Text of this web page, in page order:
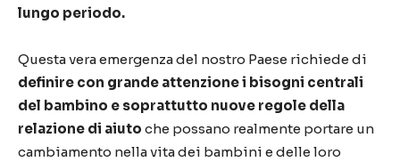
lungo periodo.
Questa vera emergenza del nostro Paese richiede di
definire con grande attenzione i bisogni centrali
del bambino e soprattutto nuove regole della
relazione di aiuto che possano realmente portare un
cambiamento nella vita dei bambini e delle loro